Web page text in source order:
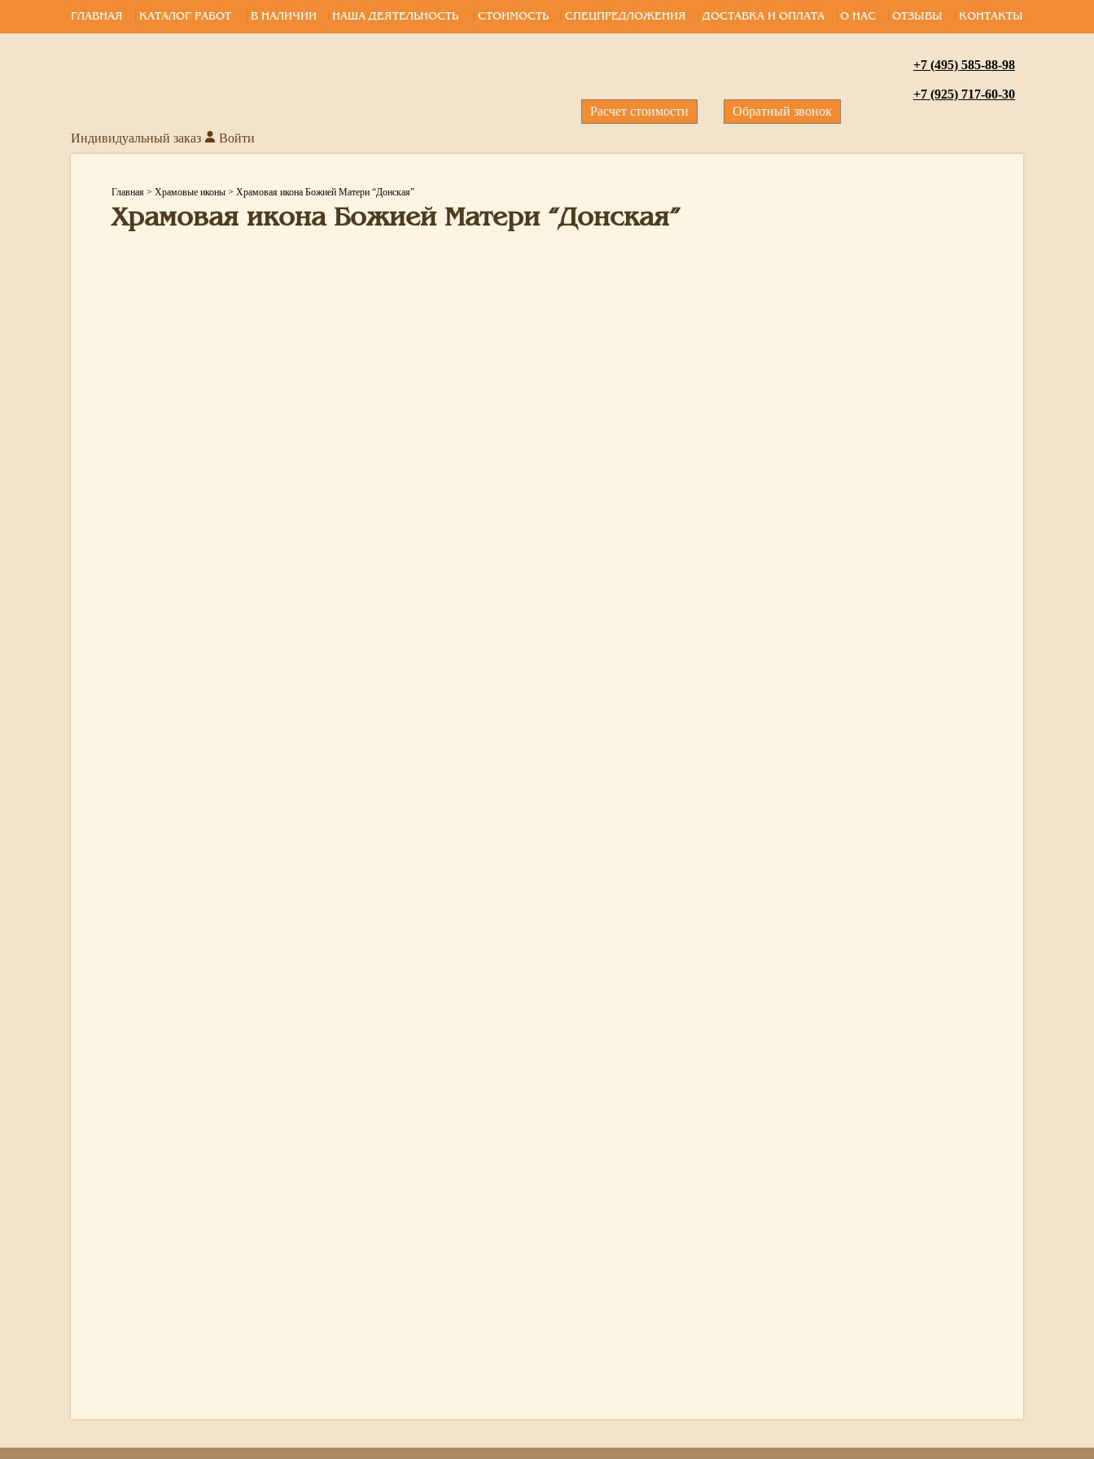
ГЛАВНАЯ КАТАЛОГ РАБОТ В НАЛИЧИИ НАША ДЕЯТЕЛЬНОСТЬ СТОИМОСТЬ СПЕЦПРЕДЛОЖЕНИЯ ДОСТАВКА И ОПЛАТА О НАС ОТЗЫВЫ КОНТАКТЫ
+7 (495) 585-88-98
+7 (925) 717-60-30
Индивидуальный заказ Войти
Расчет стоимости Обратный звонок
Главная > Храмовые иконы > Храмовая икона Божией Матери “Донская”
Храмовая икона Божией Матери “Донская”